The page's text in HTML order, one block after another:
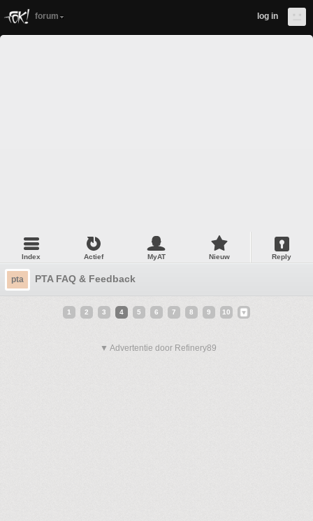
forum log in
Index Actief MyAT Nieuw Reply
pta PTA FAQ & Feedback
1 2 3 4 5 6 7 8 9 10
▼ Advertentie door Refinery89